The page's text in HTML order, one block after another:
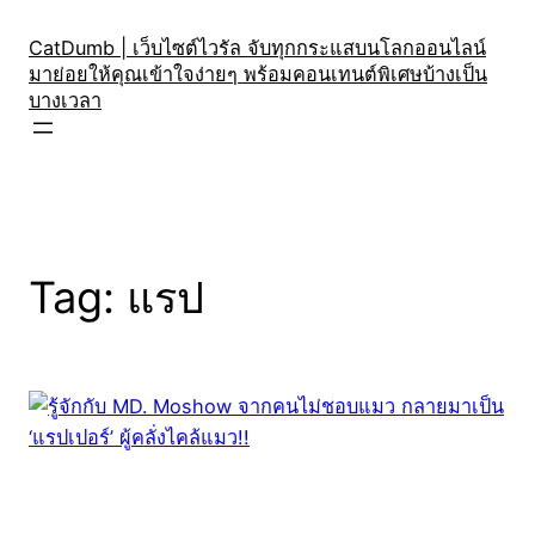
content
CatDumb | เว็บไซต์ไวรัล จับทุกกระแสบนโลกออนไลน์
มาย่อยให้คุณเข้าใจง่ายๆ พร้อมคอนเทนต์พิเศษบ้างเป็น
บางเวลา
Tag: แรป